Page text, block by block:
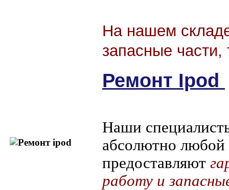
На нашем
запасные
Ремонт Ipod
Наши
абсолютно любой
предоставляют
работу и